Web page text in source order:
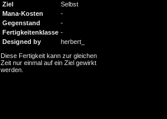
Ziel
Selbst
Mana-Kosten
-
Gegenstand
-
Fertigkeitenklasse -
Designed by
herbert_
Diese Fertigkeit kann zur gleichen
Zeit nur einmal auf ein Ziel gewirkt
werden.